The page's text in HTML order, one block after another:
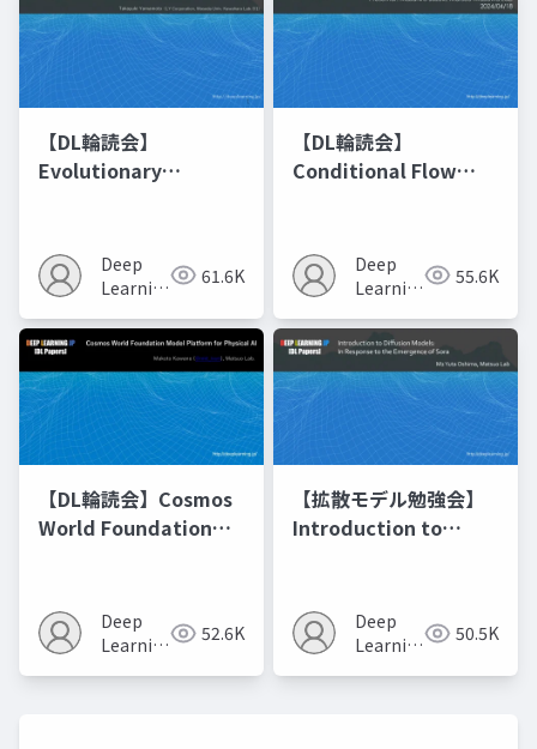
【DL輪読会】
Evolutionary
Recipes モデルマージ
の進化的最適化
Deep
Learning
61.6K
【DL輪読会】
Conditional Flow
Deep
Learning
55.6K
【DL輪読会】Cosmos
World Foundation
Deep
Learning
52.6K
【拡散モデル勉強会】
Introduction to
Deep
Learning
50.5K